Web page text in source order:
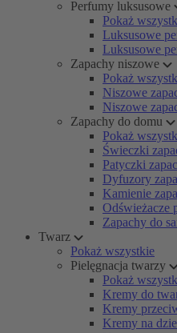
Perfumy luksusowe
Pokaż
Luksusowe
Luksusowe
Zapachy niszowe
Pokaż
Niszowe
Niszowe
Zapachy do domu
Pokaż
Świeczki
Patyczki
Dyfuzory
Kamienie
Odświeżacze
Zapachy do
Twarz
Pokaż wszystkie
Pielęgnacja twarzy
Pokaż
Kremy do
Kremy
Kremy na